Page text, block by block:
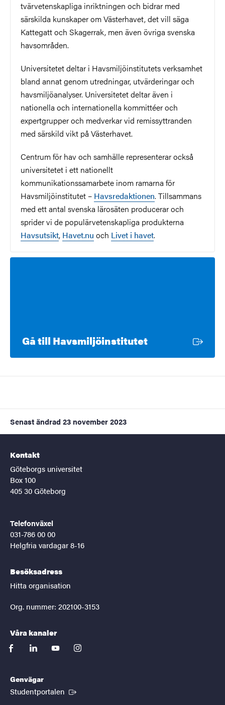
tvärvetenskapliga inriktningen och bidrar med
särskilda kunskaper om Västerhavet, det vill säga
Kattegatt och Skagerrak, men även övriga svenska
havsområden.
Universitetetdeltar i Havsmiljöinstitutets verksamhet
bland annat genom utredningar, utvärderingar och
havsmiljöanalyser. Universitetet deltar även i
nationella och internationella kommittéer och
expertgrupper och medverkar vid remissyttranden
med särskild vikt på Västerhavet.
Centrum för hav och samhälle representerar också
universitetet i ett nationellt
kommunikationssamarbete inom ramarna för
Havsmiljöinstitutet – Havsredaktionen. Tillsammans
med ett antal svenska lärosäten producerar och
sprider vi de populärvetenskapliga produkterna
Havsutsikt, Havet.nu och Livet i havet.
Gå till HavsmiljöinstitutetExtern länk
Senast ändrad 23 november 2023
Kontakt
Göteborgs universitet
Box 100
405 30 Göteborg
Telefonväxel
031-786 00 00
Helgfria vardagar 8-16
Besöksadress
Hitta organisation
Org. nummer: 202100-3153
Våra kanaler
facebooklinkedinyoutubeinstagram
Genvägar
Studentportalen (Extern länk)